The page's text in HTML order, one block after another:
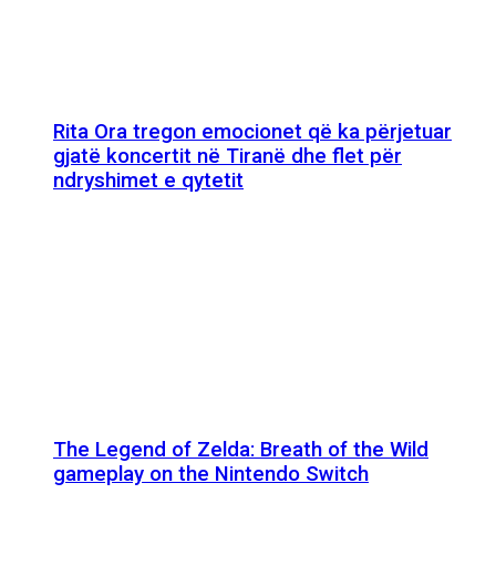
Rita Ora tregon emocionet që ka përjetuar
gjatë koncertit në Tiranë dhe flet për
ndryshimet e qytetit
The Legend of Zelda: Breath of the Wild
gameplay on the Nintendo Switch